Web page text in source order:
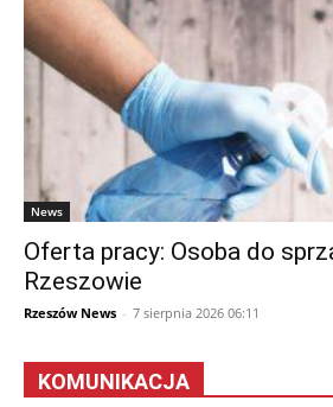
News
Oferta pracy: Osoba do
Rzeszowie
Rzeszów News - 7 sierpnia 2026 06:11
KOMUNIKACJA